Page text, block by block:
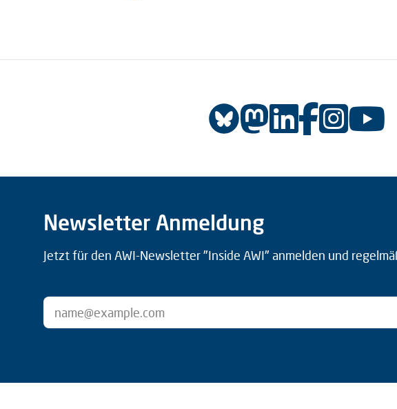
Newsletter Anmeldung
Jetzt für den AWI-Newsletter "Inside AWI" anmelden und